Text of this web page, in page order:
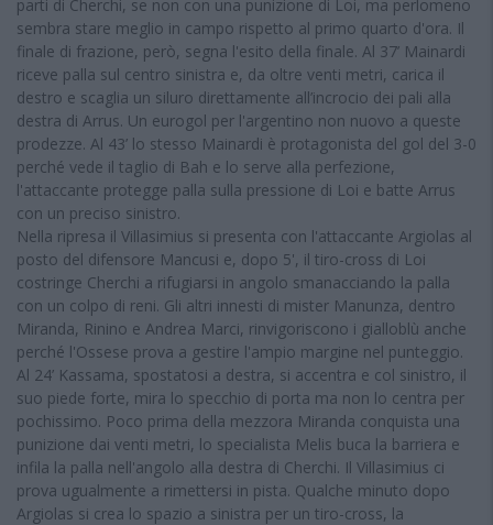
parti di Cherchi, se non con una punizione di Loi, ma perlomeno
sembra stare meglio in campo rispetto al primo quarto d'ora. Il
finale di frazione, però, segna l'esito della finale. Al 37’ Mainardi
riceve palla sul centro sinistra e, da oltre venti metri, carica il
destro e scaglia un siluro direttamente all’incrocio dei pali alla
destra di Arrus. Un eurogol per l'argentino non nuovo a queste
prodezze. Al 43’ lo stesso Mainardi è protagonista del gol del 3-0
perché vede il taglio di Bah e lo serve alla perfezione,
l'attaccante protegge palla sulla pressione di Loi e batte Arrus
con un preciso sinistro.
Nella ripresa il Villasimius si presenta con l'attaccante Argiolas al
posto del difensore Mancusi e, dopo 5', il tiro-cross di Loi
costringe Cherchi a rifugiarsi in angolo smanacciando la palla
con un colpo di reni. Gli altri innesti di mister Manunza, dentro
Miranda, Rinino e Andrea Marci, rinvigoriscono i gialloblù anche
perché l'Ossese prova a gestire l'ampio margine nel punteggio.
Al 24’ Kassama, spostatosi a destra, si accentra e col sinistro, il
suo piede forte, mira lo specchio di porta ma non lo centra per
pochissimo. Poco prima della mezzora Miranda conquista una
punizione dai venti metri, lo specialista Melis buca la barriera e
infila la palla nell'angolo alla destra di Cherchi. Il Villasimius ci
prova ugualmente a rimettersi in pista. Qualche minuto dopo
Argiolas si crea lo spazio a sinistra per un tiro-cross, la